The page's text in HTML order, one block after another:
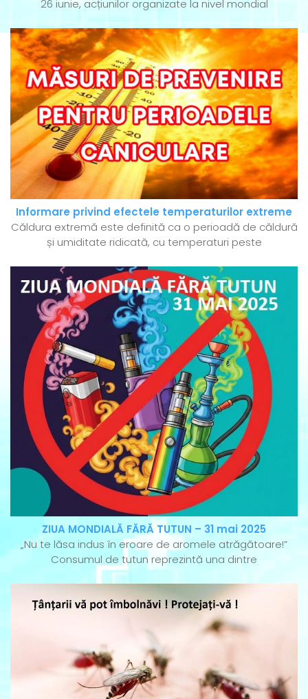
26 iunie, acțiunilor organizate la nivel mondial
Informare privind efectele temperaturilor extreme
Căldura extremă este definită ca o perioadă de căldură
și umiditate ridicată, cu temperaturi peste
ZIUA MONDIALĂ FĂRĂ TUTUN – 31 mai 2025
„Nu te lăsa indus în eroare de aromele atrăgătoare!”
Consumul de tutun reprezintă una dintre